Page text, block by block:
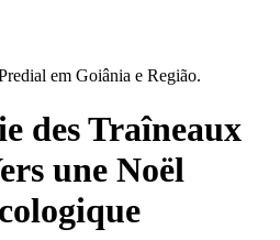
em Goiânia e Região.
des Traîneaux
une Noël